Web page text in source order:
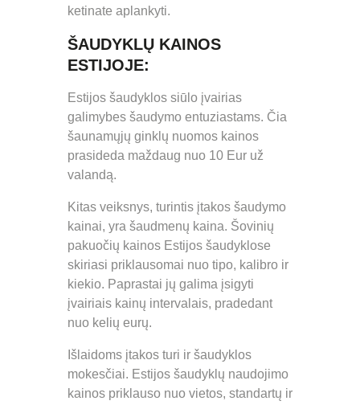
ketinate aplankyti.
ŠAUDYKLŲ KAINOS
ESTIJOJE:
Estijos šaudyklos siūlo įvairias
galimybes šaudymo entuziastams. Čia
šaunamųjų ginklų nuomos kainos
prasideda maždaug nuo 10 Eur už
valandą.
Kitas veiksnys, turintis įtakos šaudymo
kainai, yra šaudmenų kaina. Šovinių
pakuočių kainos Estijos šaudyklose
skiriasi priklausomai nuo tipo, kalibro ir
kiekio. Paprastai jų galima įsigyti
įvairiais kainų intervalais, pradedant
nuo kelių eurų.
Išlaidoms įtakos turi ir šaudyklos
mokesčiai. Estijos šaudyklų naudojimo
kainos priklauso nuo vietos, standartų ir